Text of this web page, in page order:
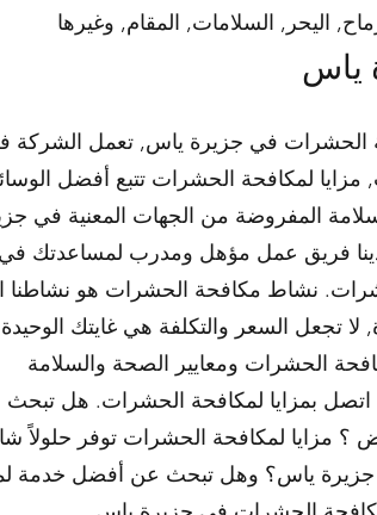
اليحر, السلامات, المقام, وغيرها
ياس
الحشرات في جزيرة ياس, تعمل الشركة
مزايا لمكافحة الحشرات تتبع أفضل
المفروضة من الجهات المعنية في
ساعة طوال الأسبوع, لدينا فريق عمل مؤهل ومدرب
نشاط مكافحة الحشرات هو
تجعل السعر والتكلفة هي غايتك
بمزايا لمكافحة الحشرات. هل
جزيرة ياس؟ وهل تبحث عن أفضل خدمة